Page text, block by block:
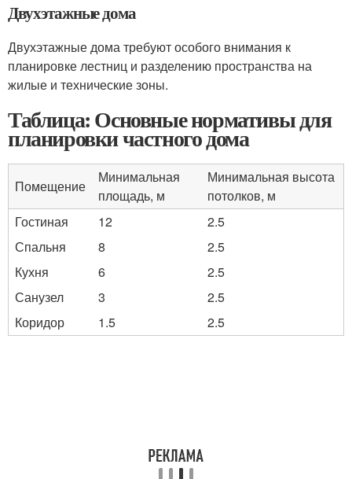
Двухэтажные дома
Двухэтажные дома требуют особого внимания к
планировке лестниц и разделению пространства на
жилые и технические зоны.
Таблица: Основные нормативы для
планировки частного дома
Помещение
Минимальная
площадь, м
Минимальная высота
потолков, м
Гостиная
12
2.5
Спальня
8
2.5
Кухня
6
2.5
Санузел
3
2.5
Коридор
1.5 2.5